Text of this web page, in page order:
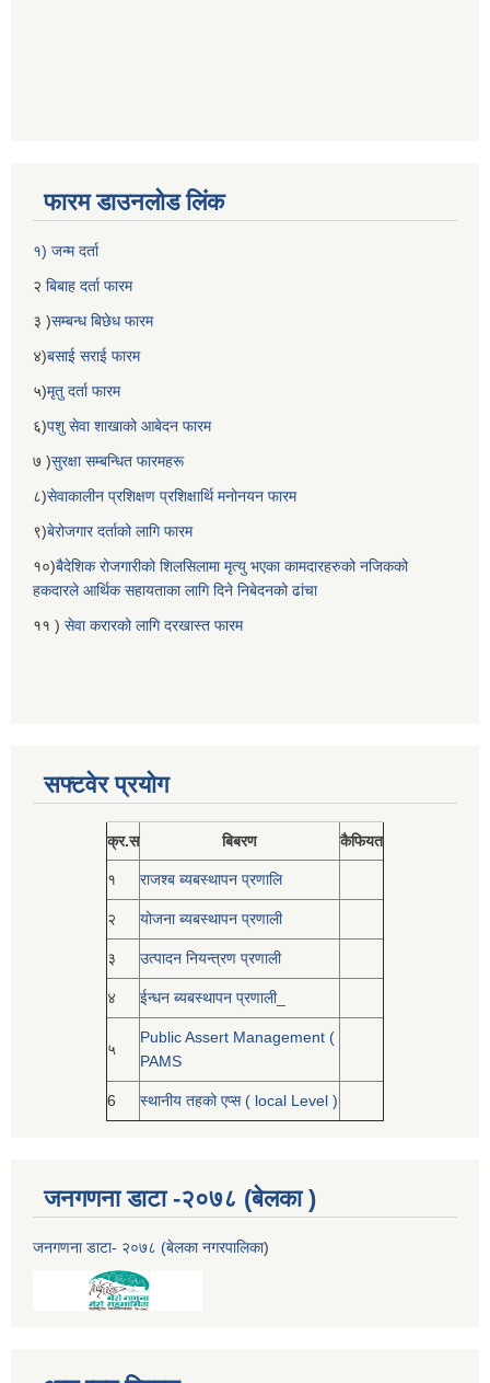
फारम डाउनलोड लिंक
१) जन्म दर्ता
२ बिबाह दर्ता फारम
३ )सम्बन्ध बिछेध फारम
४)बसाई सराई फारम
५)मृतु दर्ता फारम
६)पशु सेवा शाखाको आबेदन फारम
७ )सुरक्षा सम्बन्धित फारमहरू
८)सेवाकालीन प्रशिक्षण प्रशिक्षार्थि मनोनयन फारम
९)बेरोजगार दर्ताको लागि फारम
१०)बैदेशिक रोजगारीको शिलसिलामा मृत्यु भएका कामदारहरुको नजिकको
हकदारले आर्थिक सहायताका लागि दिने निबेदनको ढांचा
११ ) सेवा करारको लागि दरखास्त फारम
सफ्टवेर प्रयोग
क्र.स बिबरण कैफियत
१ राजश्ब ब्यबस्थापन प्रणालि
२ योजना ब्यबस्थापन प्रणाली
३ उत्पादन नियन्त्रण प्रणाली
४ ईन्धन ब्यबस्थापन प्रणाली_
५
Public Assert Management (
PAMS
6 स्थानीय तहको एप्स ( local Level )
जनगणना डाटा -२०७८ (बेलका )
जनगणना डाटा- २०७८ (बेलका नगरपालिका)